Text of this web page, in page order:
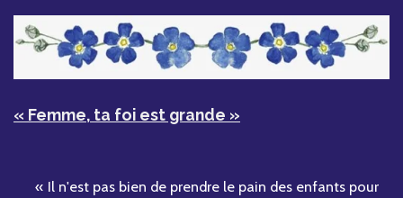
« Femme, ta foi est grande »
« Il n'est pas bien de prendre le pain des enfants pour